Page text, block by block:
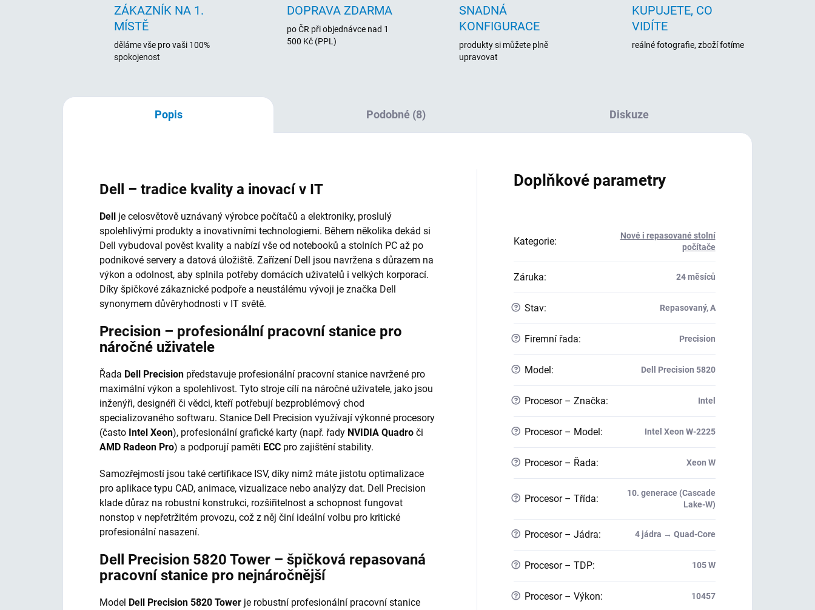
ZÁKAZNÍK NA 1.
MÍSTĚ
děláme vše pro vaši 100%
spokojenost
DOPRAVA ZDARMA
po ČR při objednávce nad 1
500 Kč (PPL)
SNADNÁ
KONFIGURACE
produkty si můžete plně
upravovat
KUPUJETE, CO
VIDÍTE
reálné fotografie, zboží fotíme
Popis Podobné (8) Diskuze
Dell – tradice kvality a inovací v IT
Dell je celosvětově uznávaný výrobce počítačů a elektroniky, proslulý
spolehlivými produkty a inovativními technologiemi. Během několika dekád si
Dell vybudoval pověst kvality a nabízí vše od notebooků a stolních PC až po
podnikové servery a datová úložiště. Zařízení Dell jsou navržena s důrazem na
výkon a odolnost, aby splnila potřeby domácích uživatelů i velkých korporací.
Díky špičkové zákaznické podpoře a neustálému vývoji je značka Dell
synonymem důvěryhodnosti v IT světě.
Precision – profesionální pracovní stanice pro
náročné uživatele
Řada Dell Precision představuje profesionální pracovní stanice navržené pro
maximální výkon a spolehlivost. Tyto stroje cílí na náročné uživatele, jako jsou
inženýři, designéři či vědci, kteří potřebují bezproblémový chod
specializovaného softwaru. Stanice Dell Precision využívají výkonné procesory
(často Intel Xeon), profesionální grafické karty (např. řady NVIDIA Quadro či
AMD Radeon Pro) a podporují paměti ECC pro zajištění stability.
Samozřejmostí jsou také certifikace ISV, díky nimž máte jistotu optimalizace
pro aplikace typu CAD, animace, vizualizace nebo analýzy dat. Dell Precision
klade důraz na robustní konstrukci, rozšiřitelnost a schopnost fungovat
nonstop v nepřetržitém provozu, což z něj činí ideální volbu pro kritické
profesionální nasazení.
Dell Precision 5820 Tower – špičková repasovaná
pracovní stanice pro nejnáročnější
Model Dell Precision 5820 Tower je robustní profesionální pracovní stanice
Doplňkové parametry
Kategorie:
Nové i repasované stolní
počítače
Záruka: 24 měsíců
? Stav: Repasovaný, A
? Firemní řada: Precision
? Model : Dell Precision 5820
? Procesor – Značka: Intel
? Procesor – Model : Intel Xeon W-2225
? Procesor – Řada: Xeon W
? Procesor – Třída:
10. generace (Cascade
Lake-W)
? Procesor – Jádra: 4 jádra → Quad-Core
? Procesor – TDP: 105 W
? Procesor – Výkon: 10457